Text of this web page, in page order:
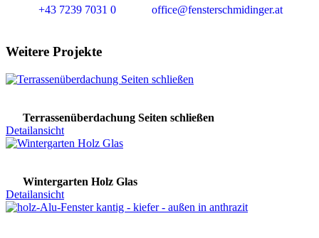
+43 7239 7031 0 office@fensterschmidinger.at
Weitere Projekte
Terrassenüberdachung Seiten schließen
Detailansicht
Wintergarten Holz Glas
Detailansicht